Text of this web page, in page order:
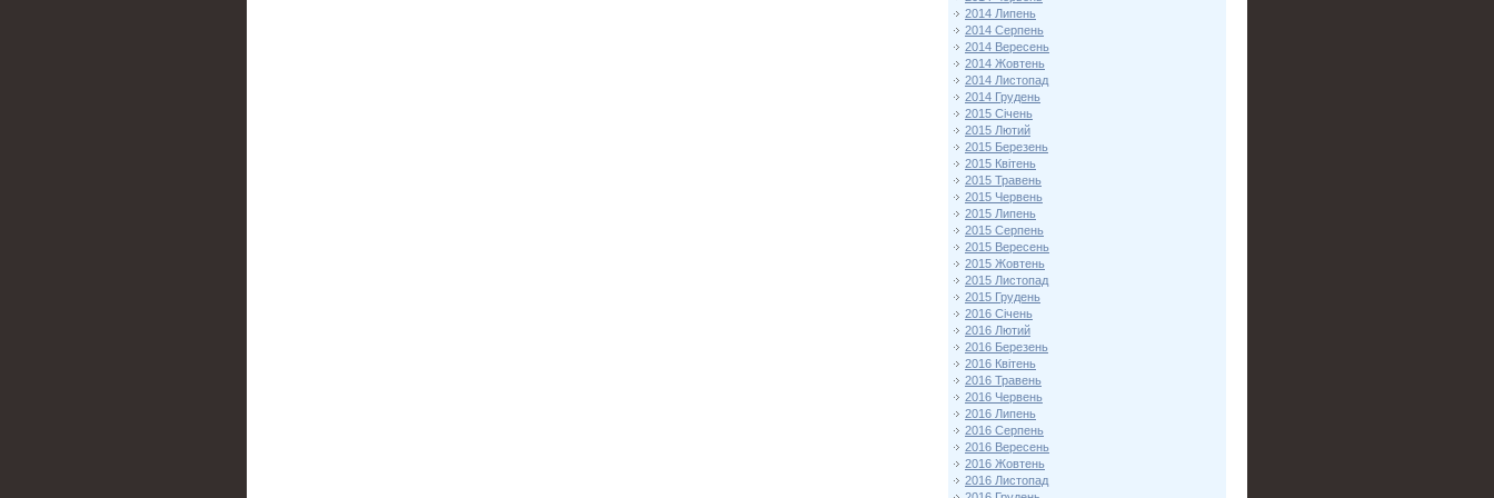
2014 Липень
2014 Серпень
2014 Вересень
2014 Жовтень
2014 Листопад
2014 Грудень
2015 Січень
2015 Лютий
2015 Березень
2015 Квітень
2015 Травень
2015 Червень
2015 Липень
2015 Серпень
2015 Вересень
2015 Жовтень
2015 Листопад
2015 Грудень
2016 Січень
2016 Лютий
2016 Березень
2016 Квітень
2016 Травень
2016 Червень
2016 Липень
2016 Серпень
2016 Вересень
2016 Жовтень
2016 Листопад